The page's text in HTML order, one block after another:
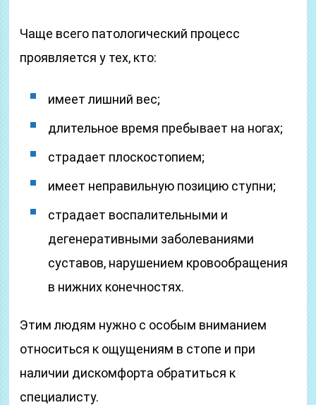
Чаще всего патологический процесс
проявляется у тех, кто:
имеет лишний вес;
длительное время пребывает на ногах;
страдает плоскостопием;
имеет неправильную позицию ступни;
страдает воспалительными и
дегенеративными заболеваниями
суставов, нарушением кровообращения
в нижних конечностях.
Этим людям нужно с особым вниманием
относиться к ощущениям в стопе и при
наличии дискомфорта обратиться к
специалисту.